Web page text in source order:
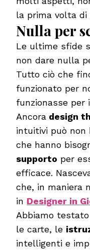
la prima volta di
Nulla per
Le ultime sfide
non dare nulla
Tutto ciò che
funzionato per
funzionasse per
Ancora design
intuitivi può non
che hanno
supporto per
efficace.
che, in maniera
in Designer in
Abbiamo
le carte, le
intelligenti e